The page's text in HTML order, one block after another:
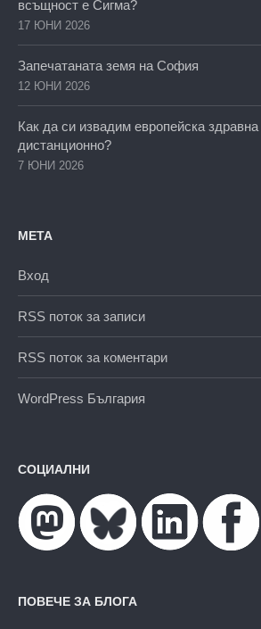
всъщност е Сигма?
17 ЮНИ 2026
Запечатаната земя на София
12 ЮНИ 2026
Как да си извадим европейска здравна
дистанционно?
7 ЮНИ 2026
МЕТА
Вход
RSS поток за записи
RSS поток за коментари
WordPress България
СОЦИАЛНИ
ПОВЕЧЕ ЗА БЛОГА